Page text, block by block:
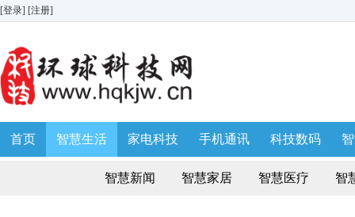
[登录] [注册]
首页 智慧生活 家电科技 手机通讯 科技数码
AWE 家博会
智慧新闻 智慧家居 智慧医疗 智